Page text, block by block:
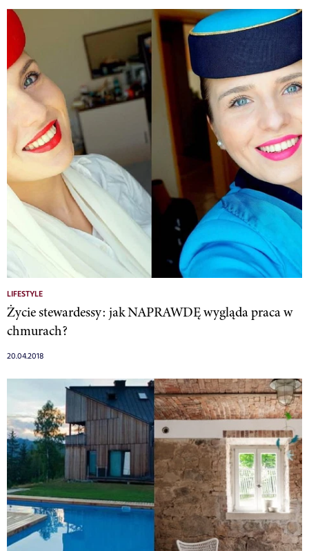
LIFESTYLE
Życie stewardessy: jak NAPRAWDĘ wygląda praca w
chmurach?
20.04.2018